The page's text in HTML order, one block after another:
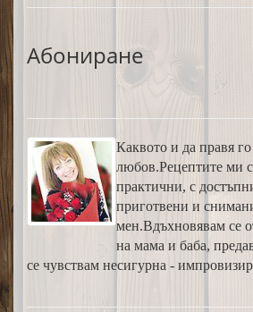
Абониране
Каквото и да правя
любов.Рецептите ми
практични, с
приготвени и
мен.Вдъхновявам се
на мама и баба,
се чувствам несигурна -